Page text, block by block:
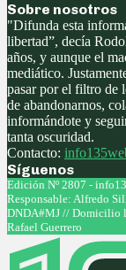
Sobre nosotros
"Difunda esta
libertad”, decía
años, y aunque el
mediático.
pasar por el filtro de
de abandonarnos,
informándote y
tanta oscuridad.
Contacto:
Síguenos
Facebook
Twitter
Instagram
Youtube
Edición Nº 2807 -
Responsable: Alfredo
DNDA#MJ // Domicilio
Rafael Guerrero